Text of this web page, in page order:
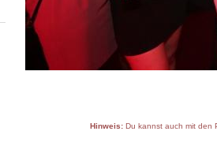
Hinweis:Du kannst auch mit den